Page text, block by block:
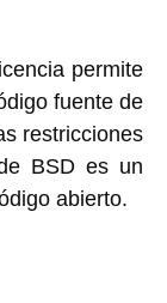
permite
fuente de
restricciones
BSD es un
abierto.